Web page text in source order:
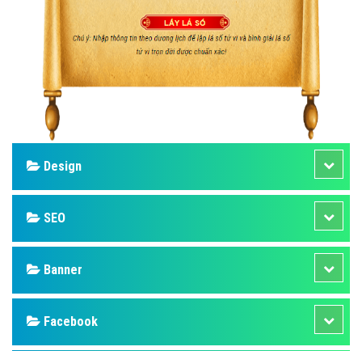
Design
SEO
Banner
Facebook